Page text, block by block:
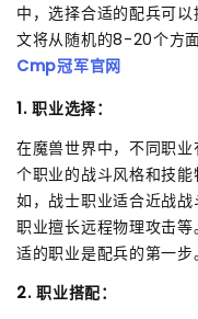
中，选择合适的配兵可
文将从随机的8-20个方
Cmp冠军官网
1. 职业选择：
在魔兽世界中，不同职
个职业的战斗风格和技
如，战士职业适合近战
职业擅长远程物理攻击
适的职业是配兵的第一步。
2. 职业搭配：